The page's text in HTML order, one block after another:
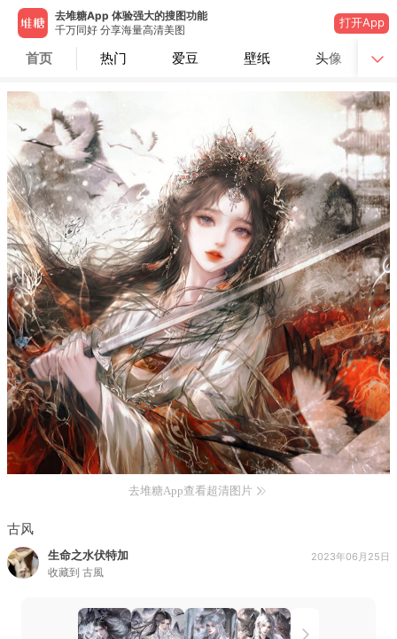
去堆糖App 体验强大的搜图功能
千万同好 分享海量高清美图
打开App
首页 热门 爱豆 壁纸 头像
去堆糖App查看超清图片
古风
生命之水伏特加
收藏到 古風
2023年06月25日